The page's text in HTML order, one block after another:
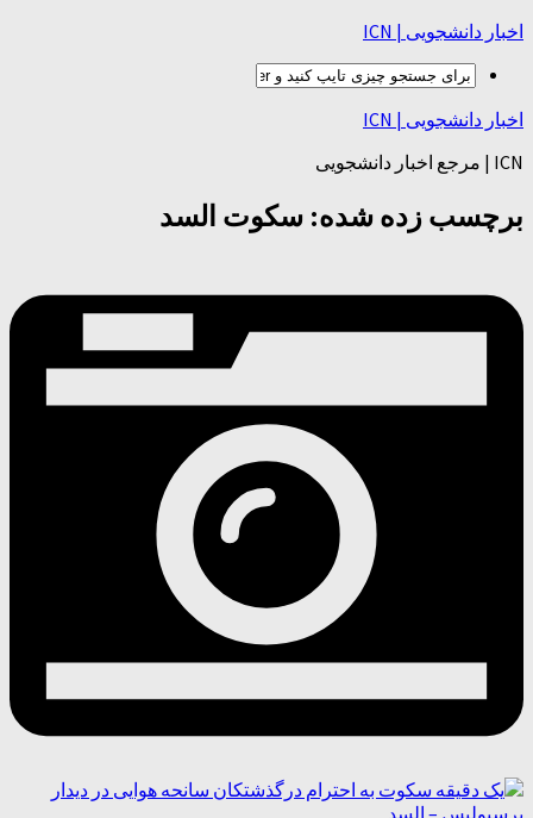
اخبار دانشجویی | ICN
اخبار دانشجویی | ICN
ICN | مرجع اخبار دانشجویی
برچسب زده شده: سکوت السد